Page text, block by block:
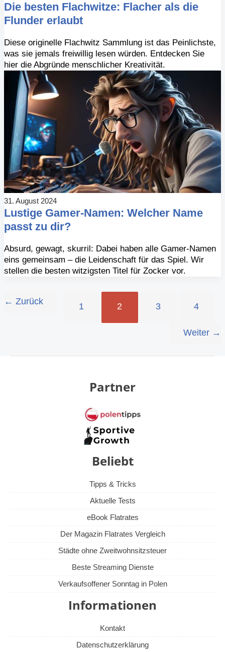
Die besten Flachwitze: Flacher als die
Flunder erlaubt
Diese originelle Flachwitz Sammlung ist das Peinlichste,
was sie jemals freiwillig lesen würden. Entdecken Sie
hier die Abgründe menschlicher Kreativität.
31. August 2024
Lustige Gamer-Namen: Welcher Name
passt zu dir?
Absurd, gewagt, skurril: Dabei haben alle Gamer-Namen
eins gemeinsam – die Leidenschaft für das Spiel. Wir
stellen die besten witzigsten Titel für Zocker vor.
← Zurück 1 2 3 4
Weiter →
Partner
Beliebt
Tipps & Tricks
Aktuelle Tests
eBook Flatrates
Der Magazin Flatrates Vergleich
Städte ohne Zweitwohnsitzsteuer
Beste Streaming Dienste
Verkaufsoffener Sonntag in Polen
Informationen
Kontakt
Datenschutzerklärung